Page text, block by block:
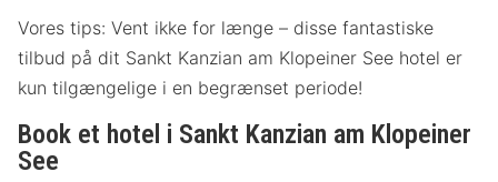
Vores tips: Vent ikke for længe – disse fantastiske
tilbud på dit Sankt Kanzian am Klopeiner See hotel er
kun tilgængelige i en begrænset periode!
Book et hotel i Sankt Kanzian am Klopeiner
See